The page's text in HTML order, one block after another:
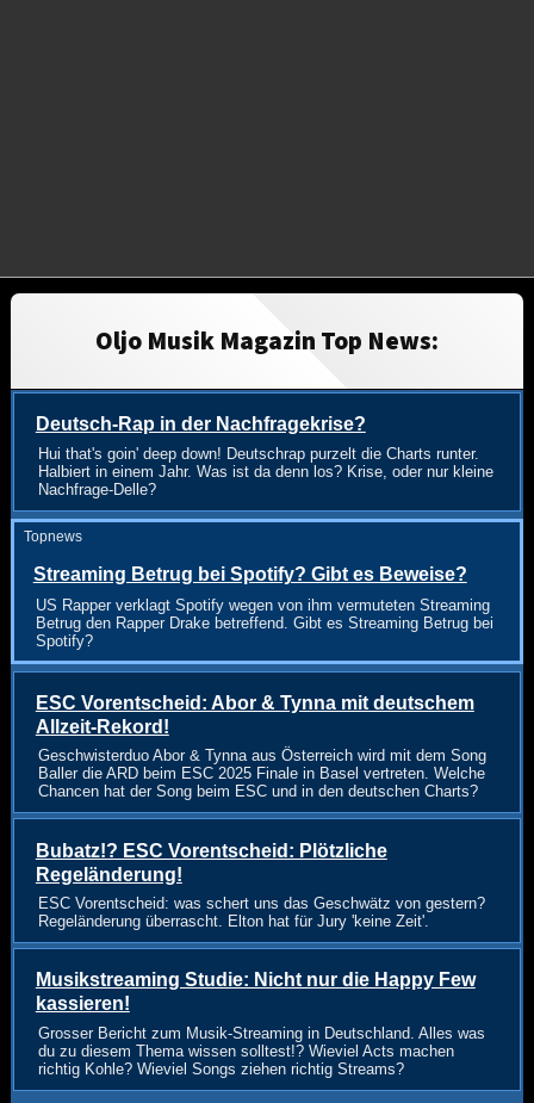
Oljo Musik Magazin Top News:
Deutsch-Rap in der Nachfragekrise?
Hui that's goin' deep down! Deutschrap purzelt die Charts runter.
Halbiert in einem Jahr. Was ist da denn los? Krise, oder nur kleine
Nachfrage-Delle?
Topnews
Streaming Betrug bei Spotify? Gibt es Beweise?
US Rapper verklagt Spotify wegen von ihm vermuteten Streaming
Betrug den Rapper Drake betreffend. Gibt es Streaming Betrug bei
Spotify?
ESC Vorentscheid: Abor & Tynna mit deutschem
Allzeit-Rekord!
Geschwisterduo Abor & Tynna aus Österreich wird mit dem Song
Baller die ARD beim ESC 2025 Finale in Basel vertreten. Welche
Chancen hat der Song beim ESC und in den deutschen Charts?
Bubatz!? ESC Vorentscheid: Plötzliche
Regeländerung!
ESC Vorentscheid: was schert uns das Geschwätz von gestern?
Regeländerung überrascht. Elton hat für Jury 'keine Zeit'.
Musikstreaming Studie: Nicht nur die Happy Few
kassieren!
Grosser Bericht zum Musik-Streaming in Deutschland. Alles was
du zu diesem Thema wissen solltest!? Wieviel Acts machen
richtig Kohle? Wieviel Songs ziehen richtig Streams?